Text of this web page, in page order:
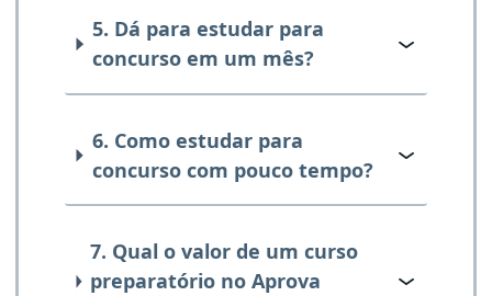
5. Dá para estudar para
concurso em um mês?
6. Como estudar para
concurso com pouco tempo?
7. Qual o valor de um curso
preparatório no Aprova